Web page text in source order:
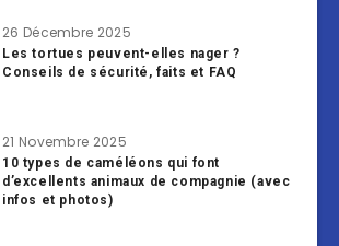
26 Décembre 2025
Les tortues peuvent-elles nager ?
Conseils de sécurité, faits et FAQ
21 Novembre 2025
10 types de caméléons qui font
d’excellents animaux de compagnie (avec
infos et photos)